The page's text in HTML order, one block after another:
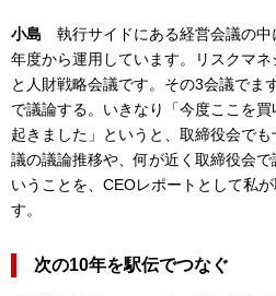
小島 執行サイドにある経営会議の中
年度から運用しています。リスクマ
と人財戦略会議です。その3会議でま
で議論する。いきなり「今度ここを
起きました」というと、取締役会で
議の議論推移や、何が近く取締役会
いうことを、CEOレポートとして私
す。
次の10年を駅伝でつなぐ